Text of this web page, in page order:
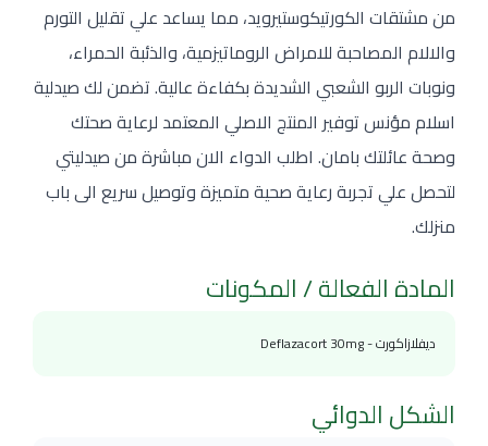
من مشتقات الكورتيكوستيرويد، مما يساعد علي تقليل التورم
والالام المصاحبة للامراض الروماتيزمية، والذئبة الحمراء،
ونوبات الربو الشعبي الشديدة بكفاءة عالية. تضمن لك صيدلية
اسلام مؤنس توفير المنتج الاصلي المعتمد لرعاية صحتك
وصحة عائلتك بامان. اطلب الدواء الان مباشرة من صيدليتي
لتحصل علي تجربة رعاية صحية متميزة وتوصيل سريع الى باب
منزلك.
المادة الفعالة / المكونات
ديفلازاكورت - Deflazacort 30mg
الشكل الدوائي